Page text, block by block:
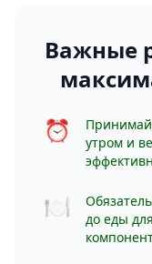
Важные
⏰
утром и
🍽️
до еды